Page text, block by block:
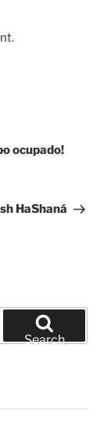
ocupado!
HaShaná
Search